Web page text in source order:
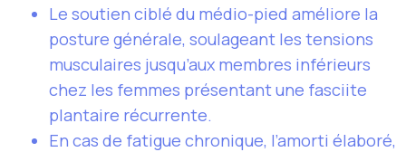
Le soutien ciblé du médio-pied améliore la
posture générale, soulageant les tensions
musculaires jusqu’aux membres inférieurs
chez les femmes présentant une fasciite
plantaire récurrente.
En cas de fatigue chronique, l’amorti élaboré,